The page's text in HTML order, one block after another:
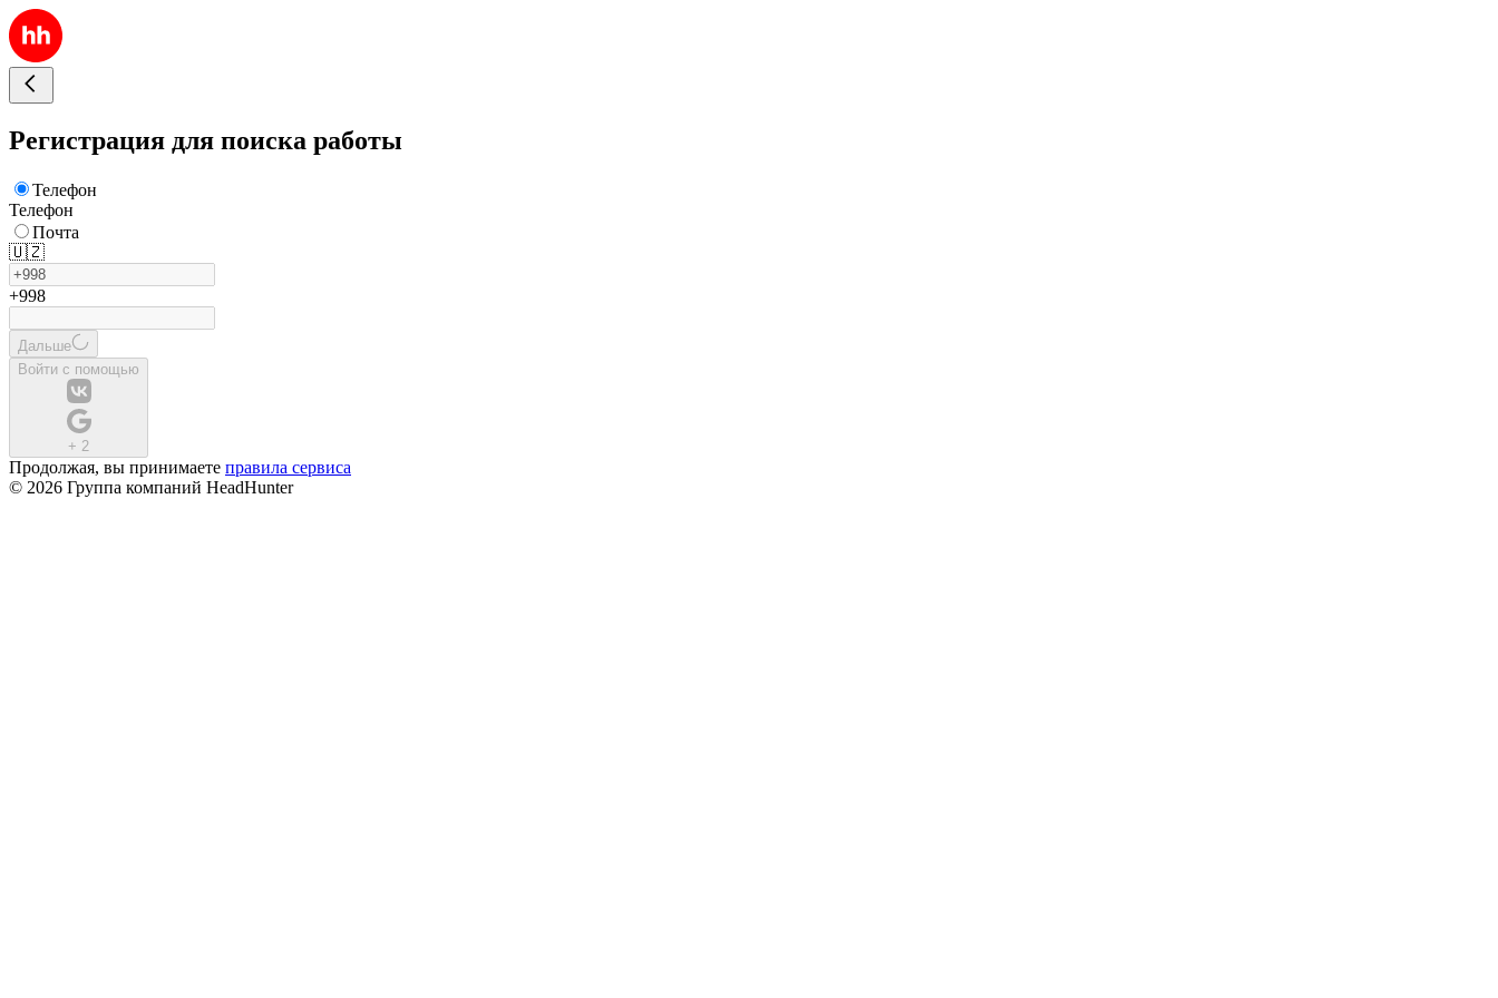
Регистрация для поиска работы
Телефон
Телефон
Почта
🇺🇿
+998
Дальше
Войти с помощью
+ 2
Продолжая, вы принимаете правила сервиса
© 2026 Группа компаний HeadHunter